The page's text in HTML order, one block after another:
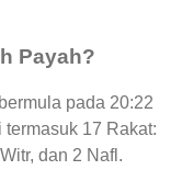
Payah?
pada 20:22
17 Rakat:
dan 2 Nafl.